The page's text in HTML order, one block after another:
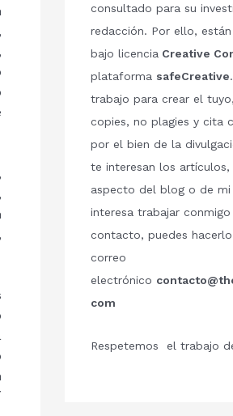
consultado para su
redacción. Por ello,
bajo licencia Creative
plataforma safeCreative
trabajo para crear el
copies, no plagies y cita
por el bien de la
te interesan los artículos,
aspecto del blog o de
interesa trabajar
contacto, puedes
correo
electrónico
com
Respetemos el trabajo